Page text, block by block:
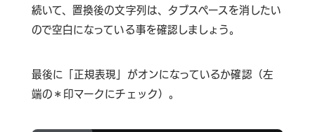
続いて、置換後の文字列は、タブスペースを消したい
ので空白になっている事を確認しましょう。
最後に 「正規表現」がオンになっているか確認（左
端の＊印マークにチェック）。